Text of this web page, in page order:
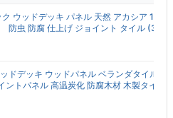
ク ウッドデッキ パネル 天然 アカシア 10枚
防虫 防腐 仕上げ ジョイント タイル (3枚
ドデッキ ウッドパネル ベランダタイル
ントパネル 高温炭化 防腐木材 木製タイル